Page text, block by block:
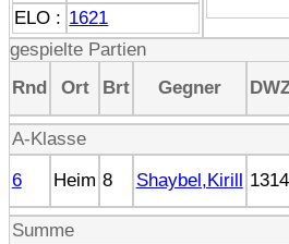
ELO : 1621
gespielte Partien
Rnd
Ort Brt Gegner
A-Klasse
6
Heim 8 Shaybel,Kirill 1314
Summe